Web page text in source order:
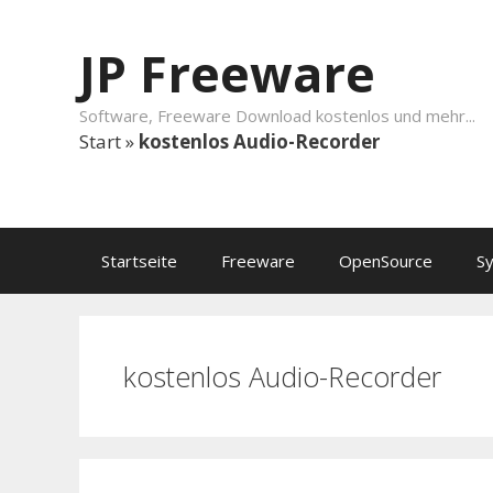
JP Freeware
Software, Freeware Download kostenlos und mehr...
Start» kostenlos Audio-Recorder
Startseite Freeware OpenSource
kostenlos Audio-Recorder